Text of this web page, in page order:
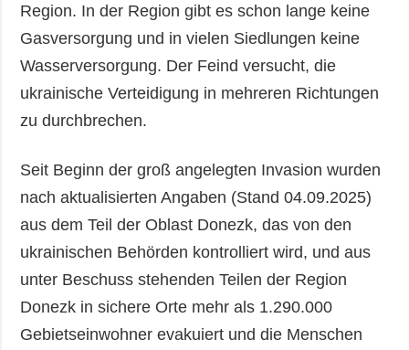
Region. In der Region gibt es schon lange keine
Gasversorgung und in vielen Siedlungen keine
Wasserversorgung. Der Feind versucht, die
ukrainische Verteidigung in mehreren Richtungen
zu durchbrechen.
Seit Beginn der groß angelegten Invasion wurden
nach aktualisierten Angaben (Stand 04.09.2025)
aus dem Teil der Oblast Donezk, das von den
ukrainischen Behörden kontrolliert wird, und aus
unter Beschuss stehenden Teilen der Region
Donezk in sichere Orte mehr als 1.290.000
Gebietseinwohner evakuiert und die Menschen